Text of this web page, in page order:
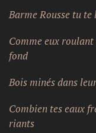
Barme Rousse tu
Comme eux
fond
Bois minés dans
Combien tes eaux
riants